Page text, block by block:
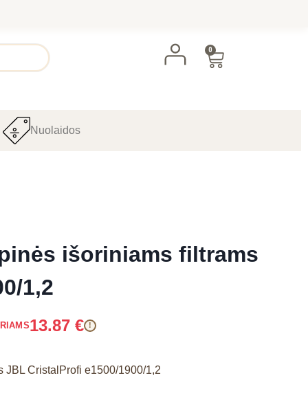
0
Nuolaidos
išoriniams filtrams
1,2
13.87 € !
JBL CristalProfi e1500/1900/1,2